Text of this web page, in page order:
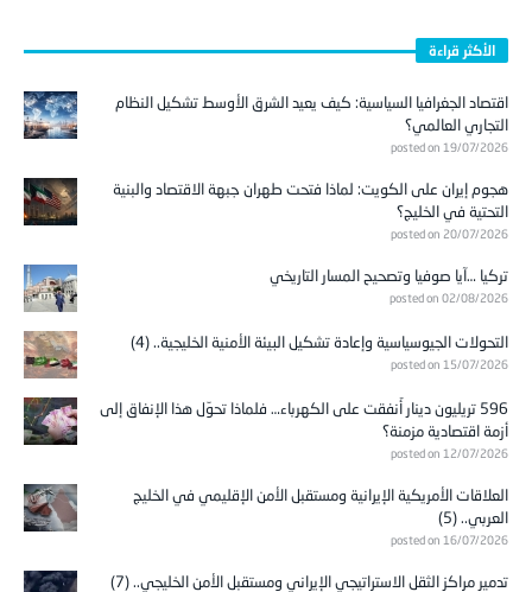
الأكثر قراءة
اقتصاد الجغرافيا السياسية: كيف يعيد الشرق الأوسط تشكيل النظام
التجاري العالمي؟
posted on 19/07/2026
هجوم إيران على الكويت: لماذا فتحت طهران جبهة الاقتصاد والبنية
التحتية في الخليج؟
posted on 20/07/2026
تركيا …آيا صوفيا وتصحيح المسار التاريخي
posted on 02/08/2026
التحولات الجيوسياسية وإعادة تشكيل البيئة الأمنية الخليجية.. (4)
posted on 15/07/2026
596 تريليون دينار أُنفقت على الكهرباء… فلماذا تحوّل هذا الإنفاق إلى
أزمة اقتصادية مزمنة؟
posted on 12/07/2026
العلاقات الأمريكية الإيرانية ومستقبل الأمن الإقليمي في الخليج
العربي.. (5)
posted on 16/07/2026
تدمير مراكز الثقل الاستراتيجي الإيراني ومستقبل الأمن الخليجي.. (7)